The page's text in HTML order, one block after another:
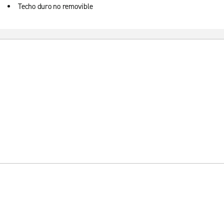
Techo duro no removible